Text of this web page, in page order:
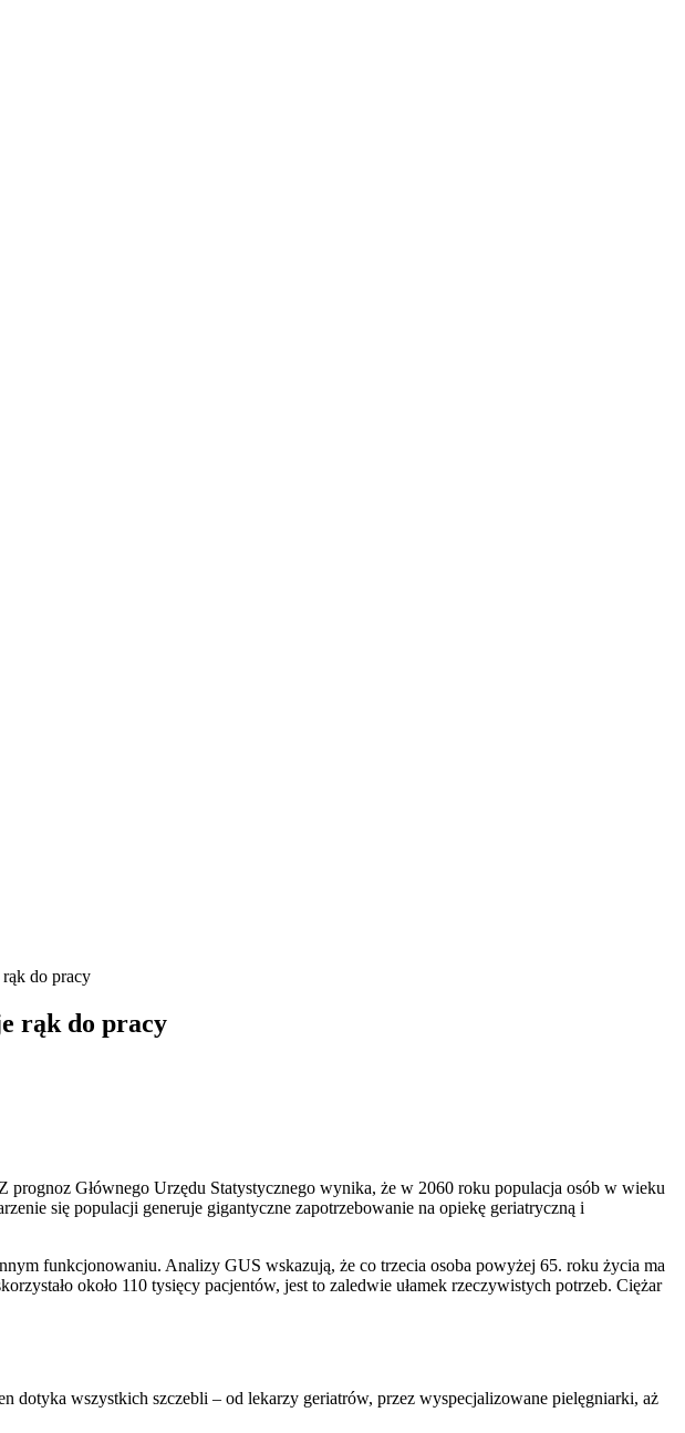
rąk do pracy
rąk do pracy
Głównego Urzędu Statystycznego wynika, że w 2060 roku populacja osób w wieku
się populacji generuje gigantyczne zapotrzebowanie na opiekę geriatryczną i
funkcjonowaniu. Analizy GUS wskazują, że co trzecia osoba powyżej 65. roku życia ma
około 110 tysięcy pacjentów, jest to zaledwie ułamek rzeczywistych potrzeb. Ciężar
dotyka wszystkich szczebli – od lekarzy geriatrów, przez wyspecjalizowane pielęgniarki, aż